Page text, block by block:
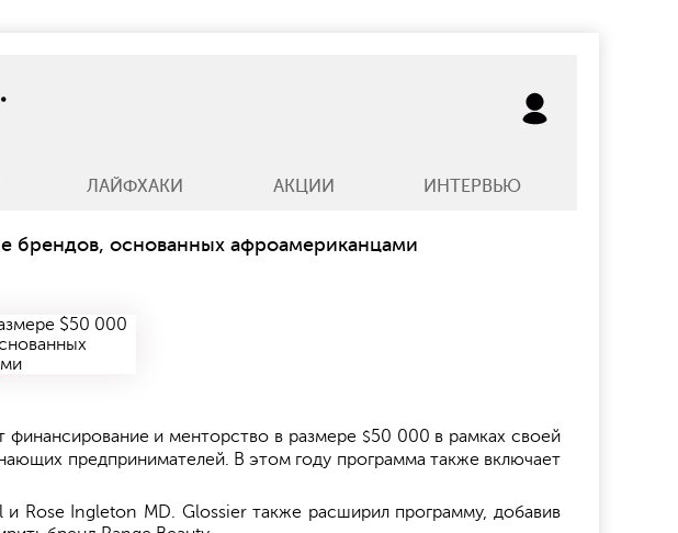
ЛАЙФХАКИ АКЦИИ ИНТЕРВЬЮ
брендов, основанных афроамериканцами
и менторство в размере $50 000 в рамках своей
предпринимателей. В этом году программа также включает
Rose Ingleton MD. Glossier также расширил программу, добавив